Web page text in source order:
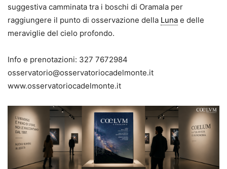
suggestiva camminata tra i boschi di Oramala per
raggiungere il punto di osservazione della Luna e delle
meraviglie del cielo profondo.
Info e prenotazioni: 327 7672984
osservatorio@osservatoriocadelmonte.it
www.osservatoriocadelmonte.it